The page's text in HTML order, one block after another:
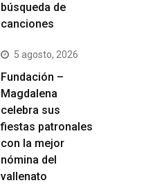
búsqueda de
canciones
5 agosto, 2026
Fundación –
Magdalena
celebra sus
fiestas patronales
con la mejor
nómina del
vallenato